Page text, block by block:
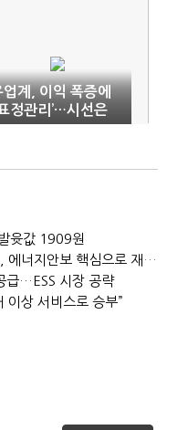
업계, 이익 폭증에
정관리’…시선은
가격제’
윳값 1909원
전쟁에 원유 공급망 흔들리자…K-정유, 에너지안보 핵심으로 재부상
급…ESS 시장 공략
이상 서비스로 승부”